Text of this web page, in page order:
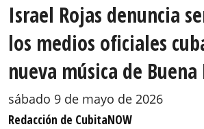
Israel Rojas denuncia
los medios oficiales
nueva música de Buena
sábado 9 de mayo de 2026
Redacción de CubitaNOW